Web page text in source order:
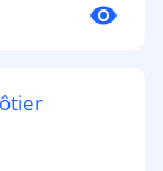
visibility